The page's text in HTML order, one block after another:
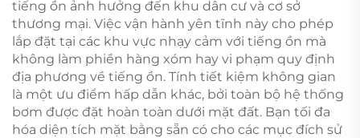
tiếng ồn ảnh hưởng đến khu dân cư và cơ sở
thương mại. Việc vận hành yên tĩnh này cho phép
lắp đặt tại các khu vực nhạy cảm với tiếng ồn mà
không làm phiền hàng xóm hay vi phạm quy định
địa phương về tiếng ồn. Tính tiết kiệm không gian
là một ưu điểm hấp dẫn khác, bởi toàn bộ hệ thống
bơm được đặt hoàn toàn dưới mặt đất. Bạn tối đa
hóa diện tích mặt bằng sẵn có cho các mục đích sử